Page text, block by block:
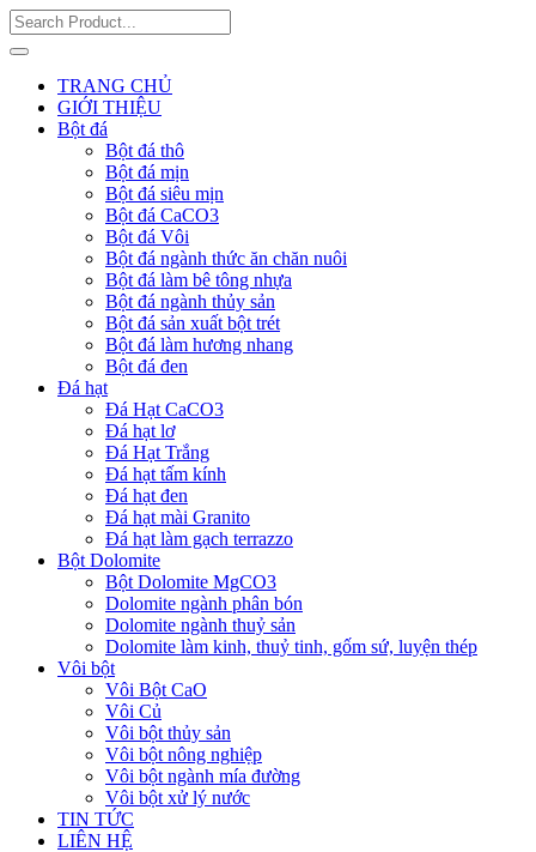
TRANG CHỦ
GIỚI THIỆU
Bột đá
Bột đá thô
Bột đá mịn
Bột đá siêu mịn
Bột đá CaCO3
Bột đá Vôi
Bột đá ngành thức ăn chăn nuôi
Bột đá làm bê tông nhựa
Bột đá ngành thủy sản
Bột đá sản xuất bột trét
Bột đá làm hương nhang
Bột đá đen
Đá hạt
Đá Hạt CaCO3
Đá hạt lơ
Đá Hạt Trắng
Đá hạt tấm kính
Đá hạt đen
Đá hạt mài Granito
Đá hạt làm gạch terrazzo
Bột Dolomite
Bột Dolomite MgCO3
Dolomite ngành phân bón
Dolomite ngành thuỷ sản
Dolomite làm kinh, thuỷ tinh, gốm sứ, luyện thép
Vôi bột
Vôi Bột CaO
Vôi Củ
Vôi bột thủy sản
Vôi bột nông nghiệp
Vôi bột ngành mía đường
Vôi bột xử lý nước
TIN TỨC
LIÊN HỆ